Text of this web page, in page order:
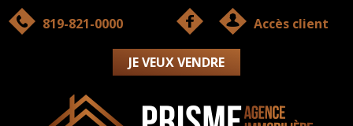
819-821-0000 Accès client
JE VEUX VENDRE